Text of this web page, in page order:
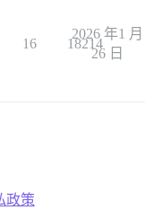
16 18214
2026 年1 月
26 日
政策